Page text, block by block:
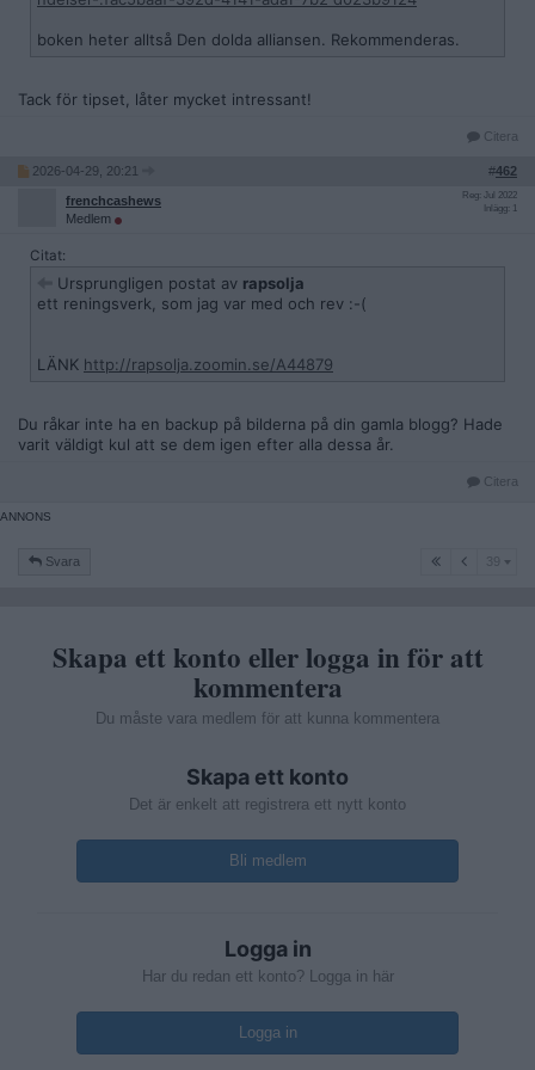
boken heter alltså Den dolda alliansen. Rekommenderas.
Tack för tipset, låter mycket intressant!
Citera
2026-04-29, 20:21 #462
frenchcashews
Medlem
Reg: Jul 2022
Inlägg: 1
Citat:
Ursprungligen postat av rapsolja
ett reningsverk, som jag var med och rev :-(
LÄNK http://rapsolja.zoomin.se/A44879
Du råkar inte ha en backup på bilderna på din gamla blogg? Hade
varit väldigt kul att se dem igen efter alla dessa år.
Citera
Svara 39
Skapa ett konto eller logga in för att
kommentera
Du måste vara medlem för att kunna kommentera
Skapa ett konto
Det är enkelt att registrera ett nytt konto
Bli medlem
Logga in
Har du redan ett konto? Logga in här
Logga in